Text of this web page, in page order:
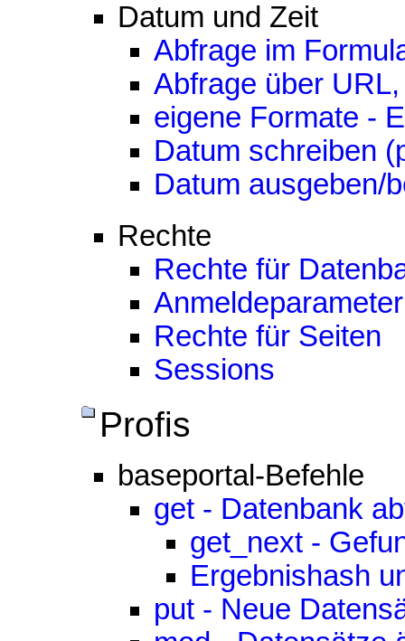
Datum und Zeit
Abfrage im
Abfrage über
eigene Formate -
Datum schreiben
Datum ausgeben/
Rechte
Rechte für
Anmeldeparameter
Rechte für Seiten
Sessions
Profis
baseportal-Befehle
get - Datenbank
get_next -
Ergebnishash
put - Neue